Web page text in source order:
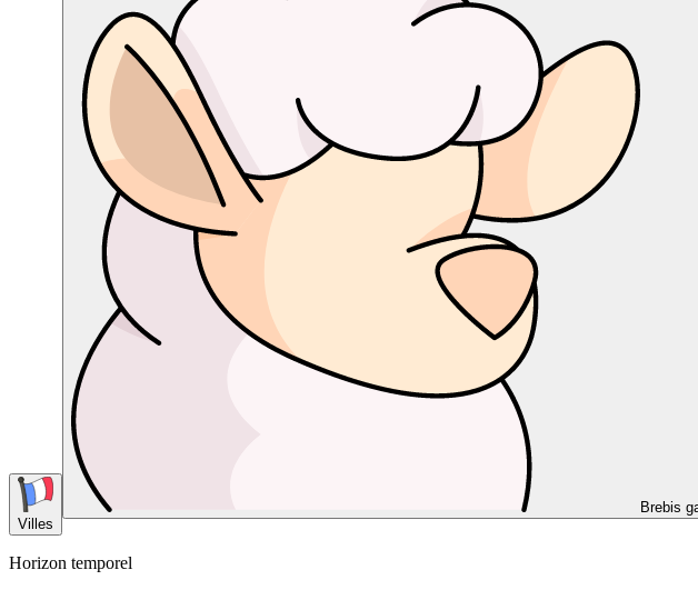
Villes
Brebis
Horizon temporel